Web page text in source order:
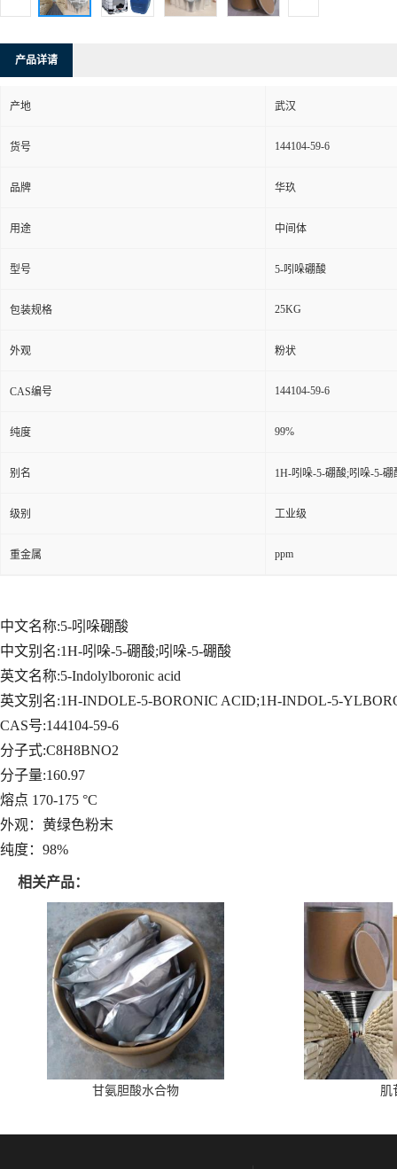
产品详请
产地 武汉
货号 144104-59-6
品牌 华玖
用途 中间体
型号 5-吲哚硼酸
包装规格 25KG
外观 粉状
CAS编号 144104-59-6
纯度 99%
别名 1H-吲哚-5-硼酸;吲哚-5-硼
级别 工业级
重金属 ppm
中文名称:5-吲哚硼酸
中文别名:1H-吲哚-5-硼酸;吲哚-5-硼酸
英文名称:5-Indolylboronic acid
英文别名:1H-INDOLE-5-BORONIC ACID;1H-INDOL-5-
CAS号:144104-59-6
分子式:C8H8BNO2
分子量:160.97
熔点 170-175 °C
外观：黄绿色粉末
纯度：98%
相关产品：
甘氨胆酸水合物 肌